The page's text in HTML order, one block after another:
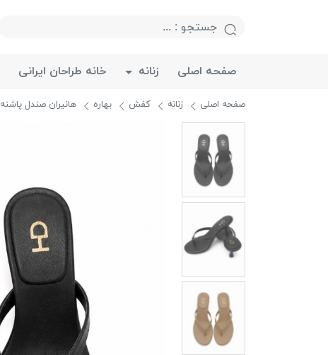
صفحه اصلی زنانه خانه طراحان ایرانی
صفحه اصلی زنانه کفش بهاره هانيران صندل پاشنه 5 سانتی لا انگشتی